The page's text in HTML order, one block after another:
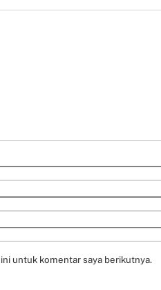
untuk komentar saya berikutnya.